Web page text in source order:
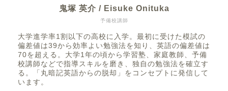
予備校講師
鬼塚 英介 / Eisuke Onituka
大学進学率1割以下の高校に入学。最初に受けた模試の
偏差値は39から効率よい勉強法を知り、英語の偏差値は
70を超える。大学1年の頃から学習塾、家庭教師、予備
校講師などで指導スキルを磨き、独自の勉強法を確立す
る。「丸暗記英語からの脱却」をコンセプトに発信して
います。